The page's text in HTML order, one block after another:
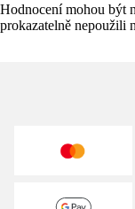
Hodnocení mohou být
prokazatelně nepoužili